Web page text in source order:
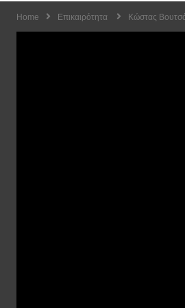
Home Επικαιρότητα Κώστας